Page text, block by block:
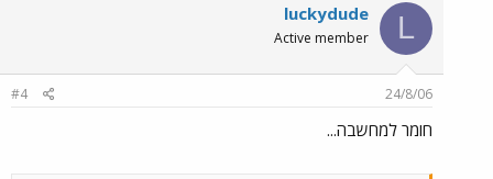
L
luckydude
Active member
24/8/06
#4
חומר למחשבה...